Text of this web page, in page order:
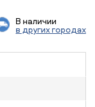
В наличии
в других городах